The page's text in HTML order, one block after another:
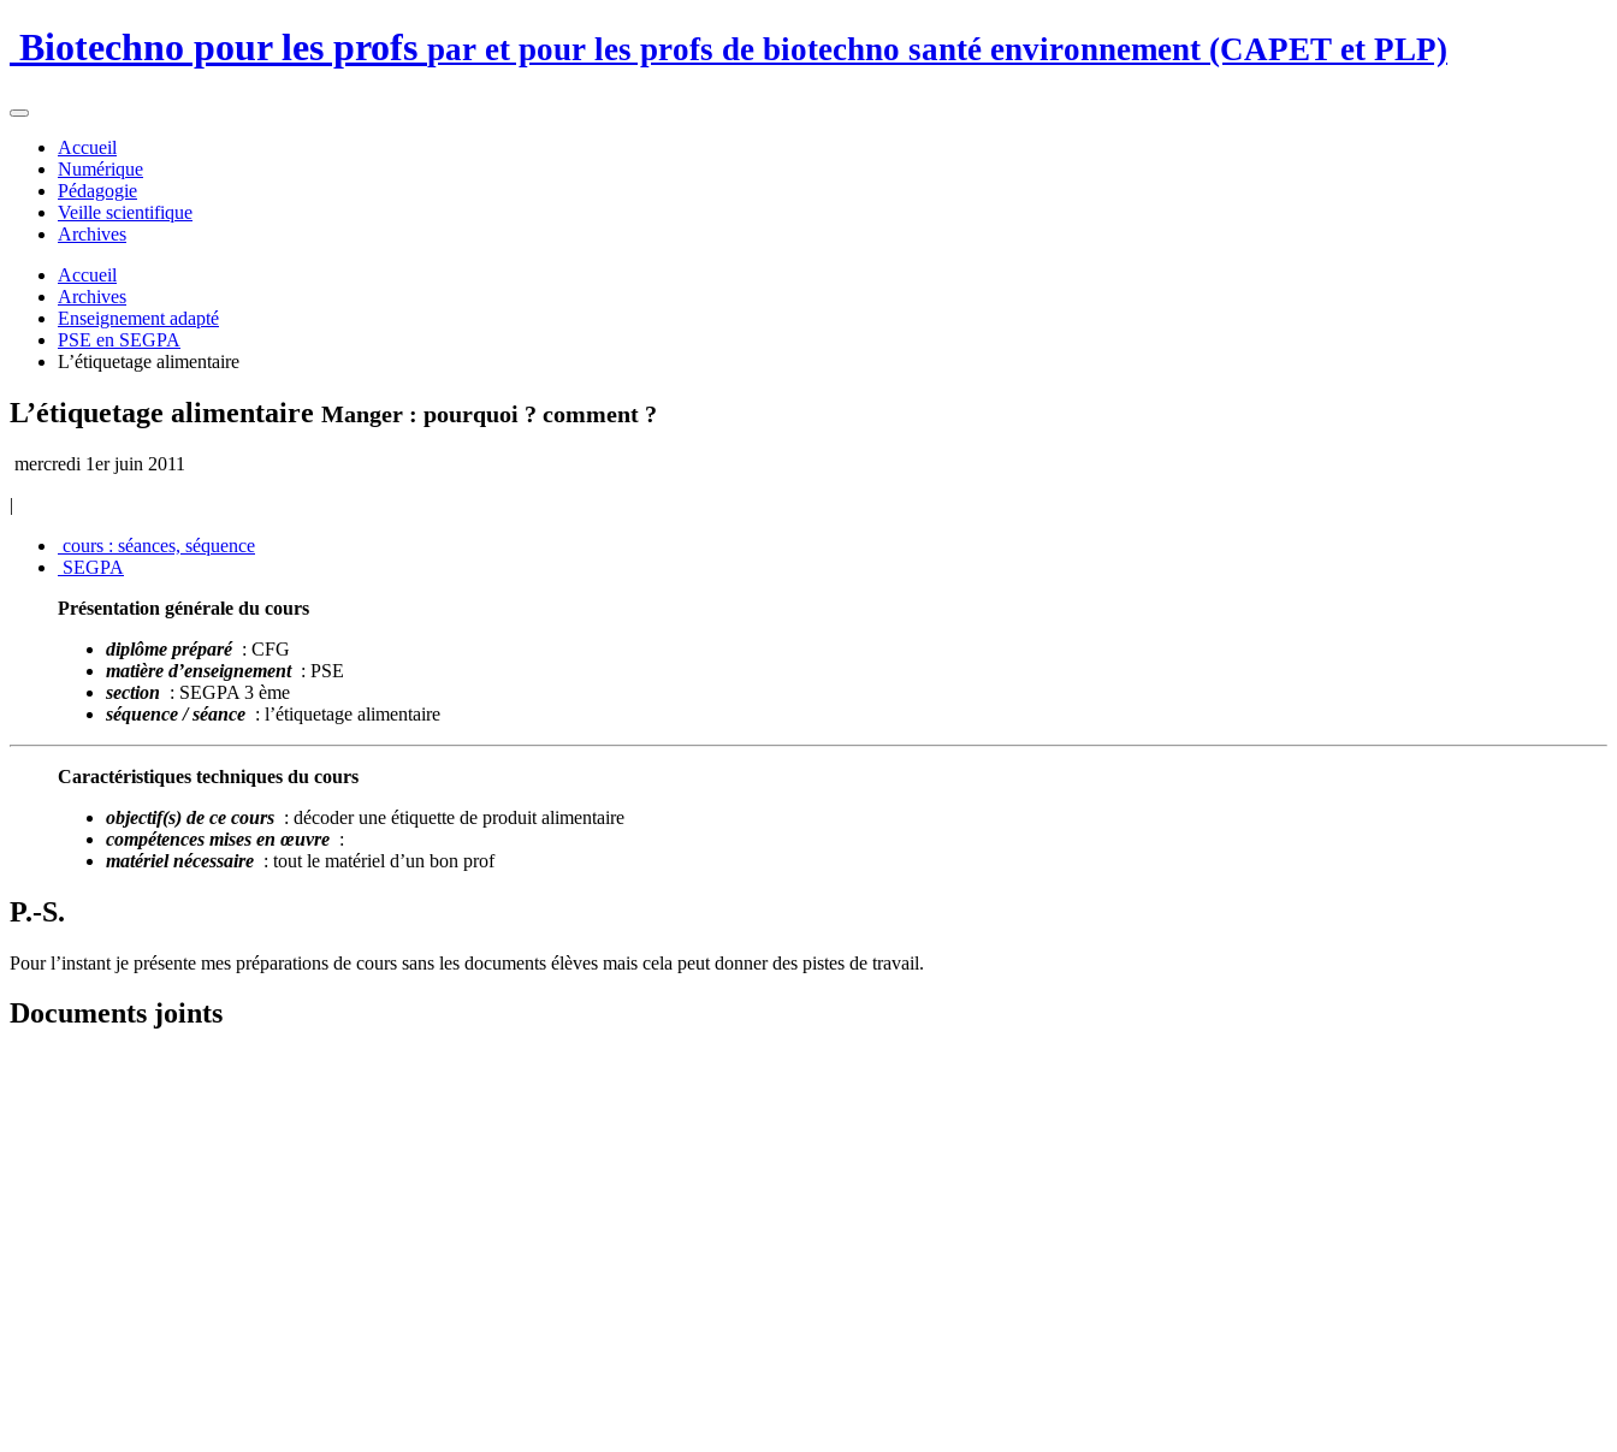
Biotechno pour les profs par et pour les profs de biotechno santé environnement (CAPET et PLP)
Accueil
Numérique
Pédagogie
Veille scientifique
Archives
Accueil
Archives
Enseignement adapté
PSE en SEGPA
L’étiquetage alimentaire
L’étiquetage alimentaire Manger : pourquoi ? comment ?
mercredi 1er juin 2011
|
cours : séances, séquence
SEGPA
Présentation générale du cours
diplôme préparé : CFG
matière d’enseignement : PSE
section : SEGPA 3 ème
séquence / séance : l’étiquetage alimentaire
Caractéristiques techniques du cours
objectif(s) de ce cours : décoder une étiquette de produit alimentaire
compétences mises en œuvre :
matériel nécessaire : tout le matériel d’un bon prof
P.-S.
Pour l’instant je présente mes préparations de cours sans les documents élèves mais cela peut donner des pistes de travail.
Documents joints